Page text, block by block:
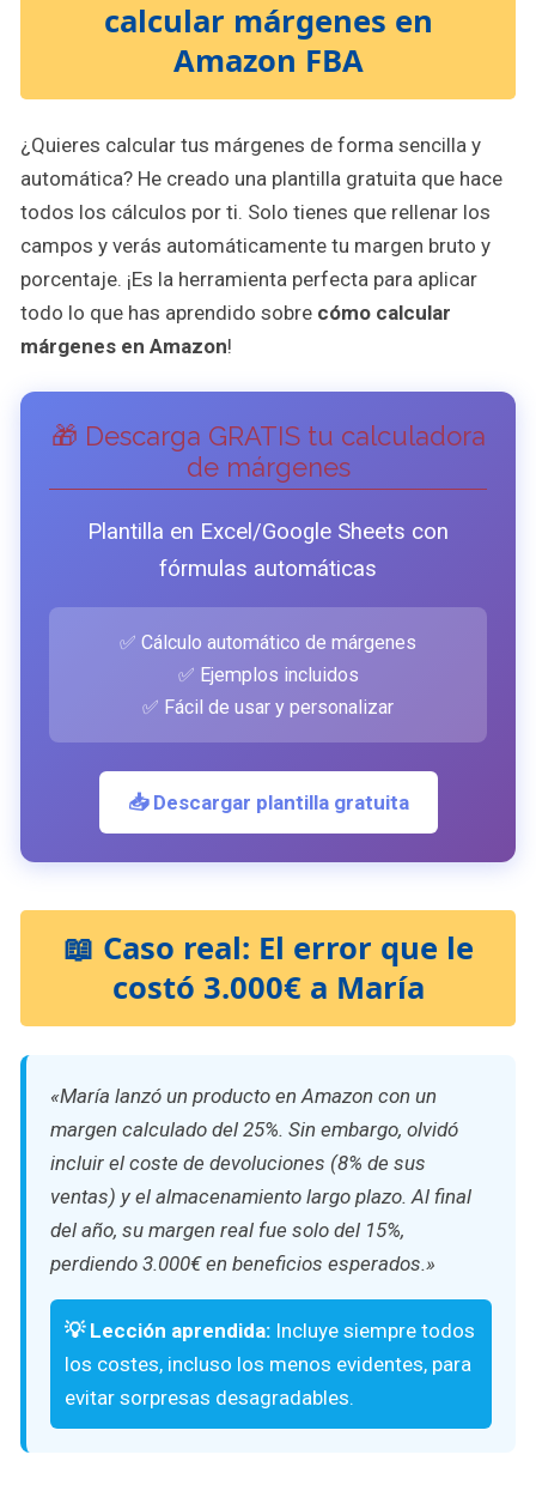
calcular márgenes en
Amazon FBA
¿Quieres calcular tus márgenes de forma sencilla y
automática? He creado una plantilla gratuita que hace
todos los cálculos por ti. Solo tienes que rellenar los
campos y verás automáticamente tu margen bruto y
porcentaje. ¡Es la herramienta perfecta para aplicar
todo lo que has aprendido sobre cómo calcular
márgenes en Amazon!
🎁 Descarga GRATIS tu calculadora
de márgenes
Plantilla en Excel/Google Sheets con
fórmulas automáticas
✅ Cálculo automático de márgenes
✅ Ejemplos incluidos
✅ Fácil de usar y personalizar
📥 Descargar plantilla gratuita
📖 Caso real: El error que le
costó 3.000€ a María
«María lanzó un producto en Amazon con un
margen calculado del 25%. Sin embargo, olvidó
incluir el coste de devoluciones (8% de sus
ventas) y el almacenamiento largo plazo. Al final
del año, su margen real fue solo del 15%,
perdiendo 3.000€ en beneficios esperados.»
💡 Lección aprendida: Incluye siempre todos
los costes, incluso los menos evidentes, para
evitar sorpresas desagradables.